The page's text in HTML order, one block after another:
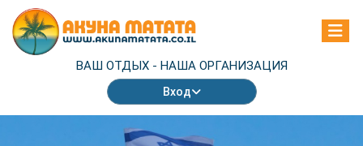
ВАШ ОТДЫХ - НАША ОРГАНИЗАЦИЯ
Вход